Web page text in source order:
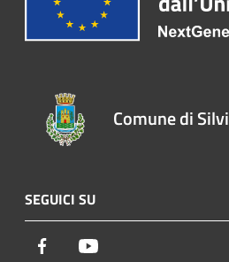
Comune di Silvi
SEGUICI SU
Facebook